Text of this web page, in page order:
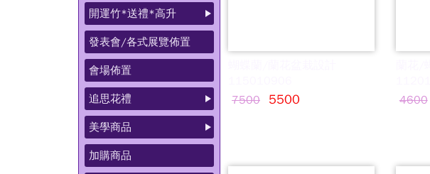
開運竹*送禮*高升
發表會/各式展覽佈置
會場佈置
追思花禮
美學商品
加購商品
7500
5500
4600